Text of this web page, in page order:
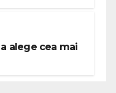
alege cea mai